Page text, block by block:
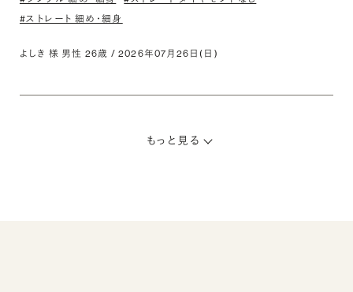
#ストレート 細め・細身
よしき 様 男性 26歳 / 2026年07月26日(日)
もっと見る